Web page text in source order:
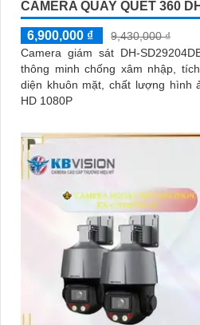
CAMERA QUAY QUÉT 360
6,900,000 ₫
9,430,000 ₫
Camera giám sát DH-
thông minh chống xâm nhập,
diện khuôn mặt, chất lượng hình
HD 1080P